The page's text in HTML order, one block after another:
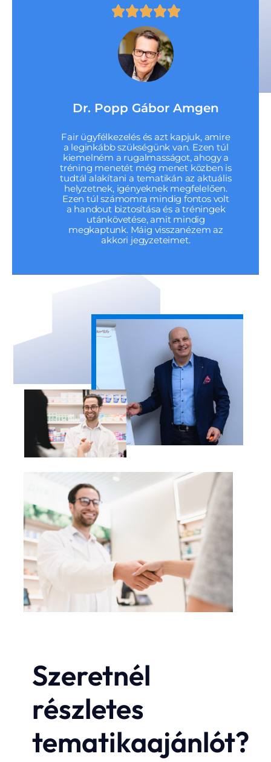
Dr. Popp Gábor Amgen
Fair ügyfélkezelés és azt kapjuk, amire
a leginkább szükségünk van. Ezen túl
kiemelném a rugalmasságot, ahogy a
tréning menetét még menet közben is
tudtál alakítani a tematikán az aktuális
helyzetnek, igényeknek megfelelően.
Ezen túl számomra mindig fontos volt
a handout biztosítása és a tréningek
utánkövetése, amit mindig
megkaptunk. Máig visszanézem az
akkori jegyzeteimet.
Szeretnél
részletes
tematikaajánlót?